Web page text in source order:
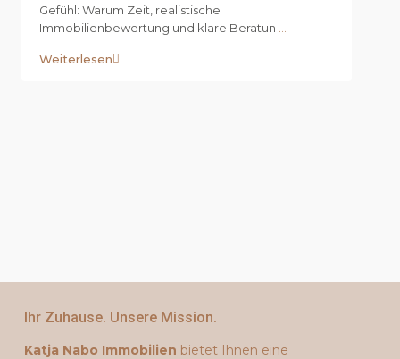
Gefühl: Warum Zeit, realistische
Immobilienbewertung und klare Beratun
Weiterlesen
Ihr Zuhause. Unsere Mission.
Katja Nabo Immobilien bietet Ihnen eine